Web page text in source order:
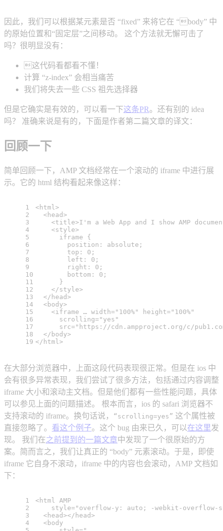
因此，我们可以根据某元素是否 “fixed” 来将它在 “body” 中
的原始位置和“固定层”之间移动。 这个方法就无懈可击了
吗？很明显没有：
这代码看都看不懂！
计算 “z-index” 会相当痛苦
我们将失去一些 CSS 祖先选择器
但是它确实是有效的，可以看一下这条PR。还有别的 idea
吗？ 准确来说是有的，下面是作者第二篇文章的译文：
回顾一下
简单回顾一下，AMP 文档经常在一个滚动的 iframe 中进行展
示。它的 html 结构看起来像这样：
1
2
3
4
5
6
7
8
9
10
11
12
13
14
15
16
17
18
19
< html>
< head>
<title>I'm a Web App and I show AMP
<style>
iframe {
position : absolute;
top : 0 ;
left : 0 ;
right : 0 ;
bottom : 0 ;
      }
</style>
</ head>
< body>
<iframe … width= "100%" height= "100%"
scrolling= "yes"
src= "https://cdn.ampproject.org/c/
</ body>
</ html>
在大部分浏览器中，上面这段代码表现很正常。但是在 ios 中
会有很多异常表现，我们尝试了很多方法，包括通过内容调整
iframe 大小和滚动主文档。但是他们都有一些性能问题，具体
可以参见上面的问题描述。 根本而言，ios 的 safari 浏览器不
支持滚动的 iframe。换句话说，
“scrolling=yes” 这个属性被
直接忽略了。 看这个例子。这个 bug 由来已久，可以在这里发
现。 我们在之前提到的一篇文章中发现了一个很原始的方
案。简而言之，我们让真正的 “body” 元素滚动。于是，即使
iframe 它自身不滚动，iframe 中的内容也会滚动，AMP 文档如
下：
1
2
3
4
< html AMP
style= "overflow-y: auto; -webkit-
< head></ head>
< body